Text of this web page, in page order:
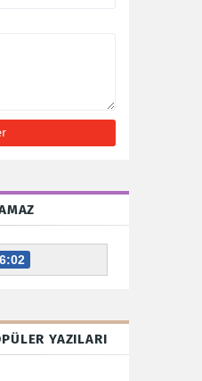
YAZILARI